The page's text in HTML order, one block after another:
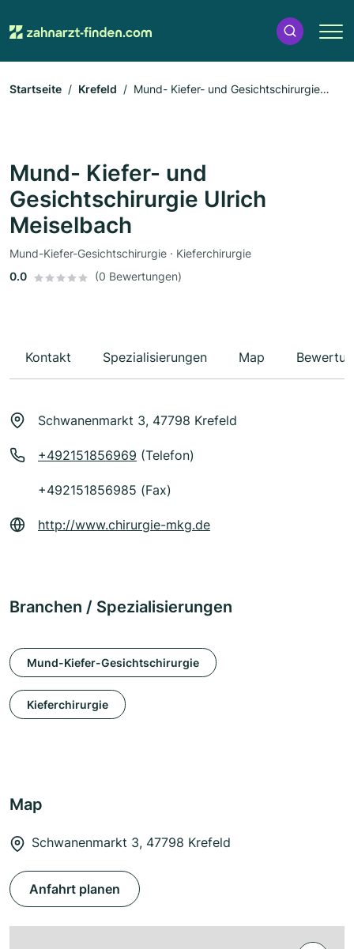
Startseite Krefeld
Mund- Kiefer- und Gesichtschirurgie
Mund- Kiefer- und
Gesichtschirurgie Ulrich
Meiselbach
Mund-Kiefer-Gesichtschirurgie · Kieferchirurgie
0.0
(0 Bewertungen)
Kontakt Spezialisierungen Map
Schwanenmarkt 3, 47798 Krefeld
+492151856969 (Telefon)
+492151856985 (Fax)
http://www.chirurgie-mkg.de
Branchen / Spezialisierungen
Mund-Kiefer-Gesichtschirurgie
Kieferchirurgie
Map
Schwanenmarkt 3, 47798 Krefeld
Anfahrt planen